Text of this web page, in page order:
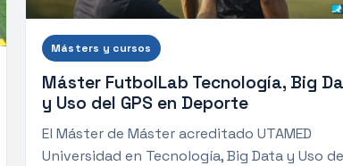
Másters y cursos
Máster FutbolLab Tecnología, Big
y Uso del GPS en Deporte
El Máster de Máster acreditado UTAMED
Universidad en Tecnología, Big Data y Uso